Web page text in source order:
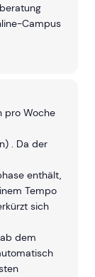
Campus
pro Woche
. Da der
enthält,
Tempo
sich
dem